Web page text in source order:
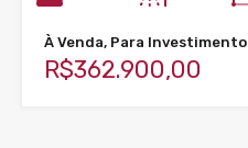
À Venda, Para Investimento
R$362.900,00